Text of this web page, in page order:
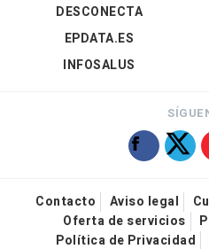
DESCONECTA
EPDATA.ES
INFOSALUS
Contacto Aviso legal
Oferta de servicios
Política de Privacidad